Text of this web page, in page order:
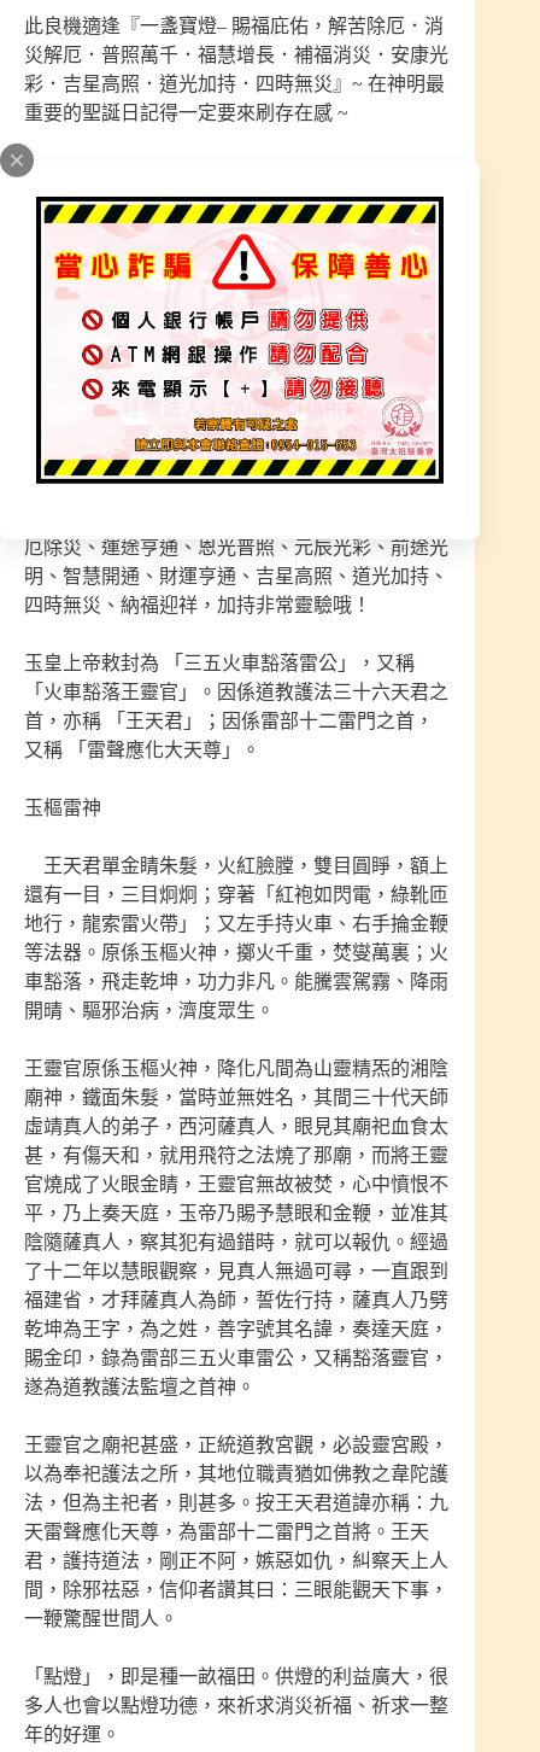
此良機適逢『一盞寶燈– 賜福庇佑，解苦除厄．消
災解厄．普照萬千．福慧增長．補福消災．安康光
彩．吉星高照．道光加持．四時無災』~ 在神明最
重要的聖誕日記得一定要來刷存在感 ~
師父會加持供燈名單，稟報- 王天君，賜福萬事吉
祥
一盞寶燈– 消災解難、道光加持、納福迎祥-每位緣
金 250元
｛以上限量180盞，奉點完不在受理，把握機會｝
※報名者 : 姓名，國曆、農曆-出生年月日、每位可
多點幾盞，為家人、朋友、親戚報名，也可以用公
司行號報名
厄除災、運途亨通、恩光普照、元辰光彩、前途光
明、智慧開通、財運亨通、吉星高照、道光加持、
四時無災、納福迎祥，加持非常靈驗哦！
玉皇上帝敕封為 「三五火車豁落雷公」，又稱
「火車豁落王靈官」。因係道教護法三十六天君之
首，亦稱 「王天君」；因係雷部十二雷門之首，
又稱 「雷聲應化大天尊」。
玉樞雷神
王天君單金睛朱髮，火紅臉膛，雙目圓睜，額上
還有一目，三目炯炯；穿著「紅袍如閃電，綠靴匝
地行，龍索雷火帶」；又左手持火車、右手掄金鞭
等法器。原係玉樞火神，擲火千重，焚燮萬裏；火
車豁落，飛走乾坤，功力非凡。能騰雲駕霧、降雨
開晴、驅邪治病，濟度眾生。
王靈官原係玉樞火神，降化凡間為山靈精炁的湘陰
廟神，鐵面朱髮，當時並無姓名，其間三十代天師
虛靖真人的弟子，西河薩真人，眼見其廟祀血食太
甚，有傷天和，就用飛符之法燒了那廟，而將王靈
官燒成了火眼金睛，王靈官無故被焚，心中憤恨不
平，乃上奏天庭，玉帝乃賜予慧眼和金鞭，並准其
陰隨薩真人，察其犯有過錯時，就可以報仇。經過
了十二年以慧眼觀察，見真人無過可尋，一直跟到
福建省，才拜薩真人為師，誓佐行持，薩真人乃劈
乾坤為王字，為之姓，善字號其名諱，奏達天庭，
賜金印，錄為雷部三五火車雷公，又稱豁落靈官，
遂為道教護法監壇之首神。
王靈官之廟祀甚盛，正統道教宮觀，必設靈宮殿，
以為奉祀護法之所，其地位職責猶如佛教之韋陀護
法，但為主祀者，則甚多。按王天君道諱亦稱：九
天雷聲應化天尊，為雷部十二雷門之首將。王天
君，護持道法，剛正不阿，嫉惡如仇，糾察天上人
間，除邪祛惡，信仰者讚其曰：三眼能觀天下事，
一鞭驚醒世間人。
「點燈」，即是種一畝福田。供燈的利益廣大，很
多人也會以點燈功德，來祈求消災祈福、祈求一整
年的好運。